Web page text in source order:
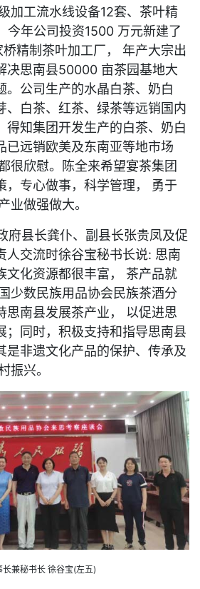
加工流水线设备12套、茶叶精
今年公司投资1500 万元新建了
精制茶叶加工厂， 年产大宗出
决思南县50000 亩茶园基地大
。公司生产的水晶白茶、奶白
、白茶、红茶、绿茶等远销国内
得知集团开发生产的白茶、奶白
已远销欧美及东南亚等地市场
很欣慰。陈全来希望宴茶集团
，专心做事，科学管理， 勇于
业做强做大。
县长龚仆、副县长张贵凤及促
人交流时徐谷宝秘书长说: 思南
文化资源都很丰富， 茶产品就
少数民族用品协会民族茶酒分
思南县发展茶产业， 以促进思
；同时，积极支持和指导思南县
是非遗文化产品的保护、传承及
振兴。
兼秘书长 徐谷宝(左五)